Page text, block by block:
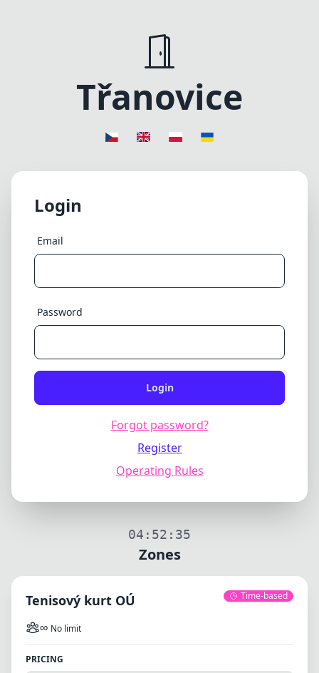
Třanovice
Login
Email
Password
Login
Forgot password?
Register
Operating Rules
04:52:35
Zones
Tenisový kurt OÚ Time-based
∞ No limit
PRICING